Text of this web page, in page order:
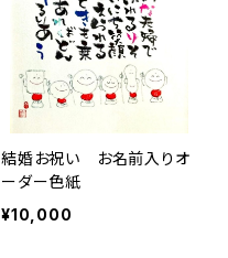
結婚お祝い お名前入りオ
ーダー色紙
¥10,000